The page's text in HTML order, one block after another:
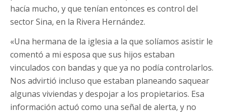
hacía mucho, y que tenían entonces es control del
sector Sina, en la Rivera Hernández.
«Una hermana de la iglesia a la que solíamos asistir le
comentó a mi esposa que sus hijos estaban
vinculados con bandas y que ya no podía controlarlos.
Nos advirtió incluso que estaban planeando saquear
algunas viviendas y despojar a los propietarios. Esa
información actuó como una señal de alerta, y no